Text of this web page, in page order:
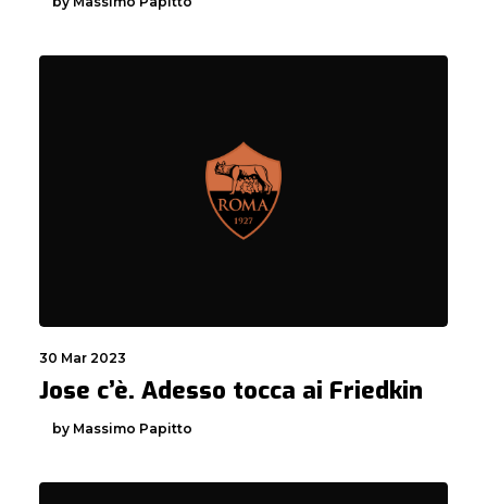
30 Mar 2023
Jose c’è. Adesso tocca ai Friedkin
by Massimo Papitto